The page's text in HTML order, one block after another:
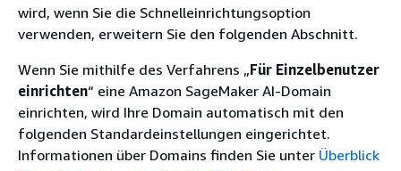
wird, wenn Sie die Schnelleinrichtungsoption
verwenden, erweitern Sie den folgenden Abschnitt.
Wenn Sie mithilfe des Verfahrens „Für Einzelbenutzer
einrichten“ eine Amazon SageMaker AI-Domain
einrichten, wird Ihre Domain automatisch mit den
folgenden Standardeinstellungen eingerichtet.
Informationen über Domains finden Sie unter Überblick